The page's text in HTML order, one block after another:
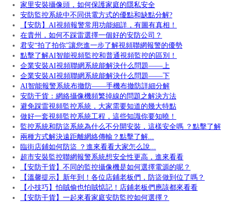
家里安裝攝像頭，如何保護家庭的隱私安全
安防監控系統中不同供電方式的優點和缺點分解?
【安防】AI視頻報警常用功能細詳，有圖有真相！
在貴州，如何不踩雷選擇一個好的安防公司？
君安“拍了拍你”讓您進一步了解視頻聯網報警的優勢
點擊了解AI智能視頻監控和普通視頻監控的區別！
企業安裝AI視頻聯網系統能解決什么問題——上
企業安裝AI視頻聯網系統能解決什么問題——下
AI智能報警系統布撤防——手機布撤防詳細分解
安防干貨：網絡攝像機頻繁掉線的問題之解決方法
避免踩雷視頻監控系統，大家需要知道的幾大特點
做好一套視頻監控系統工程，這些知識你要知曉！
監控系統和防盜系統為什么不分開安裝，這樣安全嗎 ？點擊了解
兩種方式解決遠距離網絡傳輸？點擊了解...
臨街店鋪如何防盜 ？進來看看大家怎么說...
超市安裝監控聯網報警系統想安全性更高，進來看看
【安防干貨】不同的監控攝像機是如何選擇電源的呢？
【溫馨提示】新年到！各位店鋪老板們，防盜做到位了嗎？
【小技巧】怕賊偷也怕賊惦記！店鋪老板們應該都來看看
【安防干貨】一起來看家庭安防監控如何選擇？